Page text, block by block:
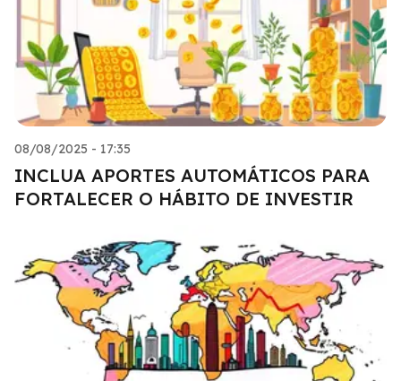
08/08/2025 - 17:35
INCLUA APORTES AUTOMÁTICOS PARA
FORTALECER O HÁBITO DE INVESTIR